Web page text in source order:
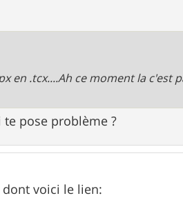
en .tcx....Ah ce moment la c'est
pose problème ?
voici le lien: